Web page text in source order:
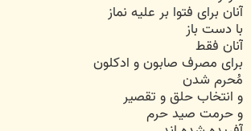
آنان برای فتوا بر علیه نماز
با دست باز
آنان فقط
برای مصرف صابون و ادکلون
مُحرم شدن
و انتخاب حلق و تقصیر
و حرمت صید حرم